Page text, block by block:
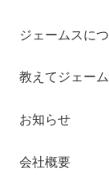
ジェームスに
教えてジェー
お知らせ
会社概要